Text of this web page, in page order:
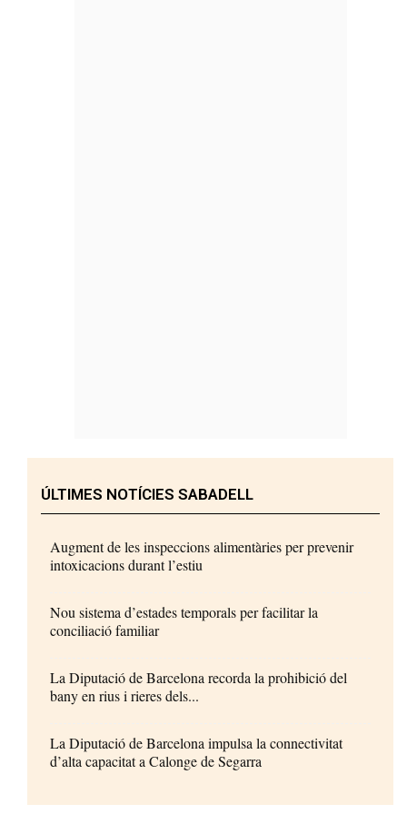
ÚLTIMES NOTÍCIES SABADELL
Augment de les inspeccions alimentàries per prevenir
intoxicacions durant l’estiu
Nou sistema d’estades temporals per facilitar la
conciliació familiar
La Diputació de Barcelona recorda la prohibició del
bany en rius i rieres dels...
La Diputació de Barcelona impulsa la connectivitat
d’alta capacitat a Calonge de Segarra